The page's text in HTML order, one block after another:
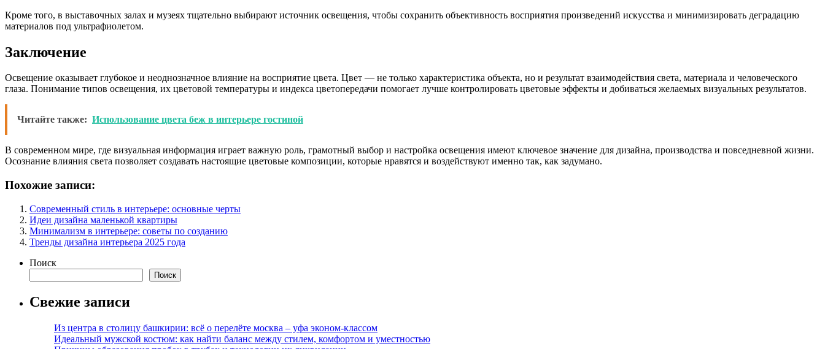
Кроме того, в выставочных залах и музеях тщательно выбирают источник освещения, чтобы сохранить объективность восприятия произведений искусства и минимизировать деградацию
материалов под ультрафиолетом.
Заключение
Освещение оказывает глубокое и неоднозначное влияние на восприятие цвета. Цвет — не только характеристика объекта, но и результат взаимодействия света, материала и человеческого
глаза. Понимание типов освещения, их цветовой температуры и индекса цветопередачи помогает лучше контролировать цветовые эффекты и добиваться желаемых визуальных результатов.
Читайте также: Использование цвета беж в интерьере гостиной
В современном мире, где визуальная информация играет важную роль, грамотный выбор и настройка освещения имеют ключевое значение для дизайна, производства и повседневной жизни.
Осознание влияния света позволяет создавать настоящие цветовые композиции, которые нравятся и воздействуют именно так, как задумано.
Похожие записи:
Современный стиль в интерьере: основные черты
Идеи дизайна маленькой квартиры
Минимализм в интерьере: советы по созданию
Тренды дизайна интерьера 2025 года
Поиск
Поиск
Свежие записи
Из центра в столицу башкирии: всё о перелёте москва – уфа эконом-классом
Идеальный мужской костюм: как найти баланс между стилем, комфортом и уместностью